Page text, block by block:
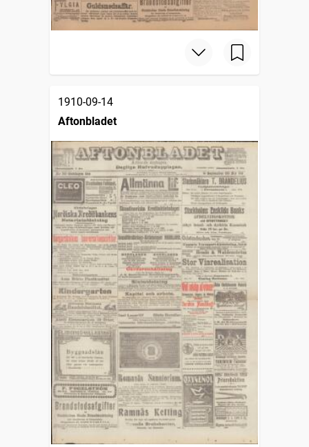
1910-09-14
Aftonbladet